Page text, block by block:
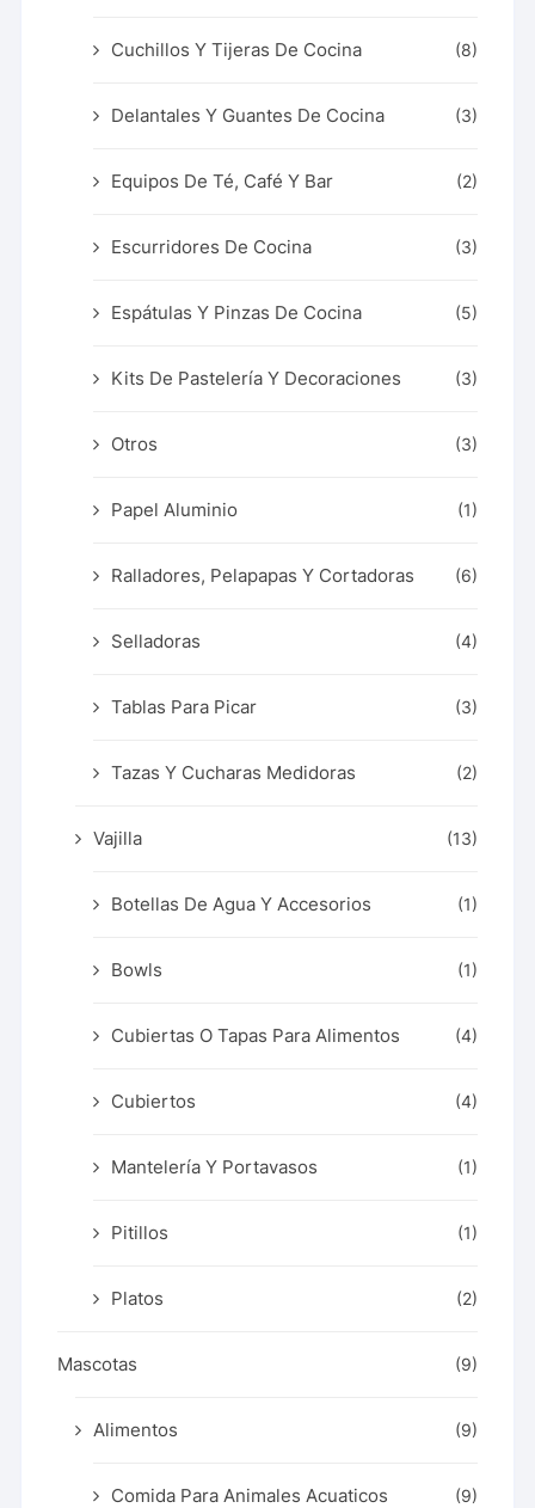
Cuchillos Y Tijeras De Cocina (8)
Delantales Y Guantes De Cocina (3)
Equipos De Té, Café Y Bar (2)
Escurridores De Cocina (3)
Espátulas Y Pinzas De Cocina (5)
Kits De Pastelería Y Decoraciones (3)
Otros (3)
Papel Aluminio (1)
Ralladores, Pelapapas Y Cortadoras (6)
Selladoras (4)
Tablas Para Picar (3)
Tazas Y Cucharas Medidoras (2)
Vajilla (13)
Botellas De Agua Y Accesorios (1)
Bowls (1)
Cubiertas O Tapas Para Alimentos (4)
Cubiertos (4)
Mantelería Y Portavasos (1)
Pitillos (1)
Platos (2)
Mascotas (9)
Alimentos (9)
Comida Para Animales Acuaticos (9)